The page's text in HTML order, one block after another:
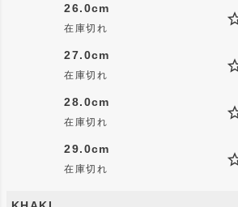
○夜間の被視認性を向上する踵部分の
ント(コラボレーション限定仕様)
○踵部分を踏んで履くことでスライド
着用できる2WAY仕様
○コラボレーション限定カラー
Buyersコメント
rig初のリカバリーシューズmoja(モー
26.0cm
在庫切れ
27.0cm
在庫切れ
28.0cm
在庫切れ
29.0cm
在庫切れ